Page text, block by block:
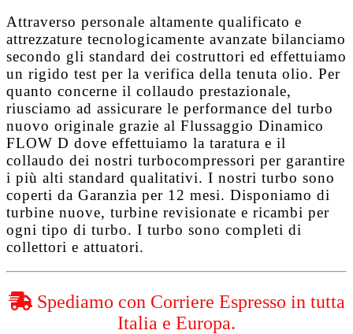
Attraverso personale altamente qualificato e
attrezzature tecnologicamente avanzate bilanciamo
secondo gli standard dei costruttori ed effettuiamo
un rigido test per la verifica della tenuta olio. Per
quanto concerne il collaudo prestazionale,
riusciamo ad assicurare le performance del turbo
nuovo originale grazie al Flussaggio Dinamico
FLOW D dove effettuiamo la taratura e il
collaudo dei nostri turbocompressori per garantire
i più alti standard qualitativi. I nostri turbo sono
coperti da Garanzia per 12 mesi. Disponiamo di
turbine nuove, turbine revisionate e ricambi per
ogni tipo di turbo. I turbo sono completi di
collettori e attuatori.
Spediamo con Corriere Espresso in tutta
Italia e Europa.